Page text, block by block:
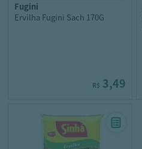
fugini
Ervilha Fugini Sach 170G
R$ 3,49